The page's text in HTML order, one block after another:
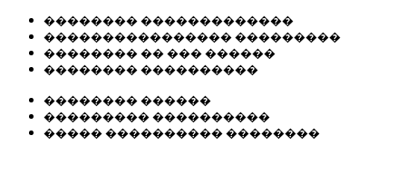
�������� �������������
���������������� ���������
�������� �� ��� ������
�������� ����������
�������� ������
��������� ����������
����� ���������� ��������